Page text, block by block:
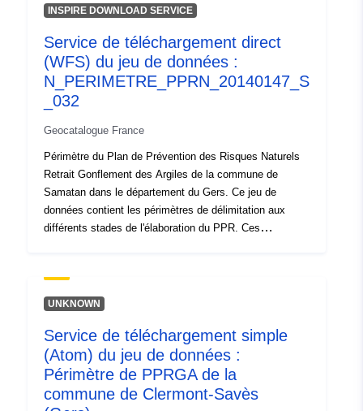
prescrit figurant dans l'arrêté de prescription d'un PPR ;-
périmètre réglementé par le PPR approuvé, ce périmètre
approuvé vaut servitude d'utilité publique ;- périmètre
d'étude qui correspond à l'enveloppe dans laquelle ont
été étudiés les aléas.
INSPIRE DOWNLOAD SERVICE
Service de téléchargement direct
(WFS) du jeu de données :
N_PERIMETRE_PPRN_20140147_S
_032
Geocatalogue France
Périmètre du Plan de Prévention des Risques Naturels
Retrait Gonflement des Argiles de la commune de
Samatan dans le département du Gers. Ce jeu de
données contient les périmètres de délimitation aux
différents stades de l'élaboration du PPR. Ces
à compter d'une date définie. Il s'agit du :- périmètre
prescrit figurant dans l'arrêté de prescription d'un PPR ;-
périmètre réglementé par le PPR approuvé, ce périmètre
approuvé vaut servitude d'utilité publique ;- périmètre
d'étude qui correspond à l'enveloppe dans laquelle ont
été étudiés les aléas.
UNKNOWN
Service de téléchargement simple
(Atom) du jeu de données :
Périmètre de PPRGA de la
commune de Clermont-Savès